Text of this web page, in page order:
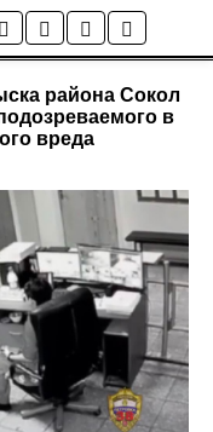
района Сокол
в
вреда